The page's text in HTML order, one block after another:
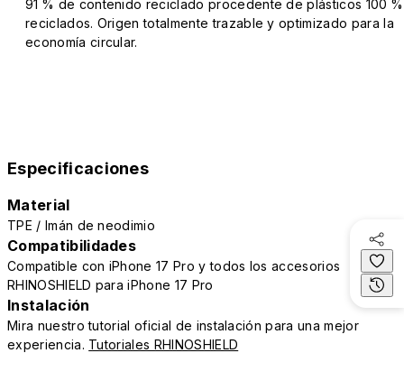
91 % de contenido reciclado procedente de plásticos 100 %
reciclados. Origen totalmente trazable y optimizado para la
economía circular.
Especificaciones
Material
TPE / Imán de neodimio
Compatibilidades
Compatible con iPhone 17 Pro y todos los accesorios
RHINOSHIELD para iPhone 17 Pro
Instalación
Mira nuestro tutorial oficial de instalación para una mejor
experiencia. Tutoriales RHINOSHIELD